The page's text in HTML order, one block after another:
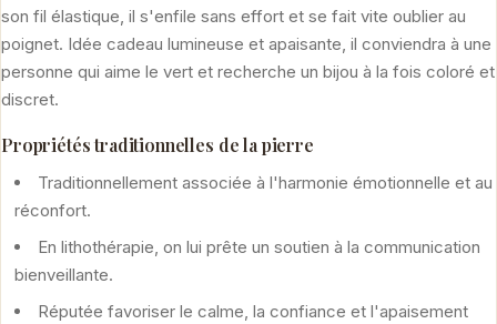
son fil élastique, il s'enfile sans effort et se fait vite oublier au
poignet. Idée cadeau lumineuse et apaisante, il conviendra à une
personne qui aime le vert et recherche un bijou à la fois coloré et
discret.
Propriétés traditionnelles de la pierre
Traditionnellement associée à l'harmonie émotionnelle et au
réconfort.
En lithothérapie, on lui prête un soutien à la communication
bienveillante.
Réputée favoriser le calme, la confiance et l'apaisement